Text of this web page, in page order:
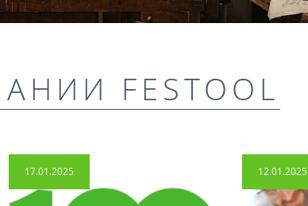
FESTOOL
17.01.2025 12.01.2025